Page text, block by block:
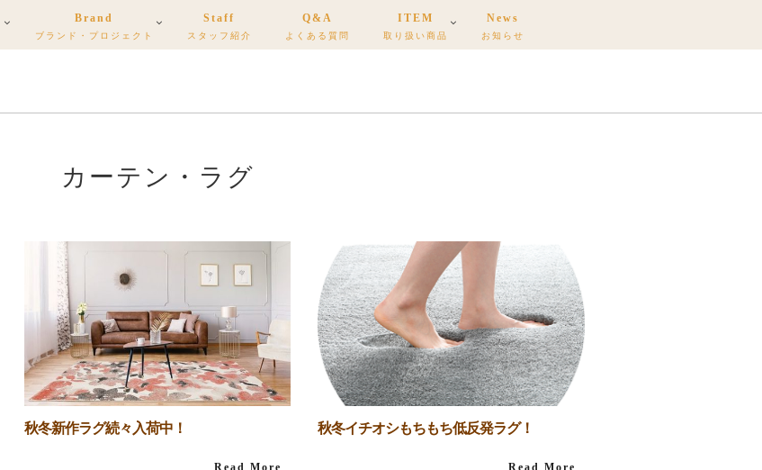
Brand
ブランド・プロジェクト
Staff
スタッフ紹介
Q&A
よくある質問
ITEM
取り扱い商品
News
お知らせ
カーテン・ラグ
秋冬新作ラグ続々入荷中！
Read More
秋冬イチオシもちもち低反発ラグ！
Read More